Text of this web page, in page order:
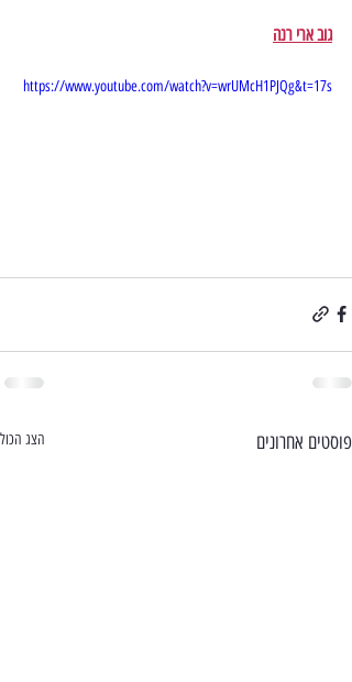
גוב ארי רנה
https://www.youtube.com/watch?v=wrUMcH1PJQg&t=17s
פוסטים אחרונים הצג הכול